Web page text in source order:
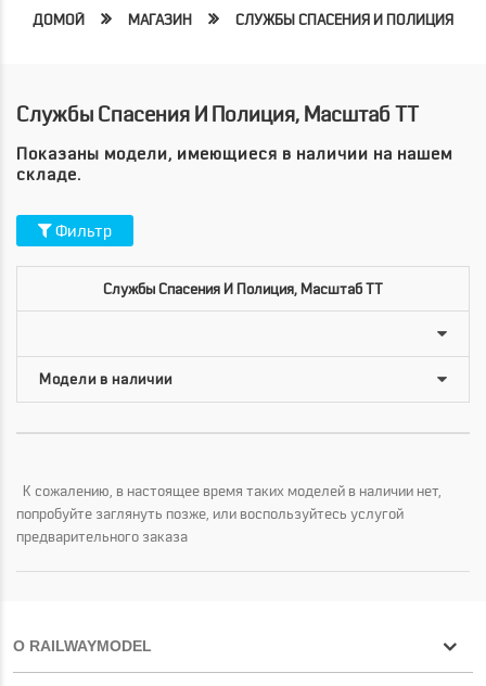
ДОМОЙ МАГАЗИН СЛУЖБЫ СПАСЕНИЯ И ПОЛИЦИЯ
Службы Спасения И Полиция, Масштаб TT
Показаны модели, имеющиеся в наличии на нашем
складе.
Фильтр
Службы Спасения И Полиция, Масштаб TT
К сожалению, в настоящее время таких моделей в наличии нет,
попробуйте заглянуть позже, или воспользуйтесь услугой
предварительного заказа
О RAILWAYMODEL